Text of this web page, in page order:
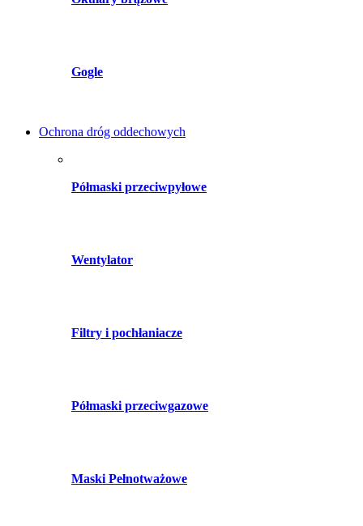
Gogle
Ochrona dróg oddechowych
Półmaski przeciwpyłowe
Wentylator
Filtry i pochłaniacze
Półmaski przeciwgazowe
Maski Pełnotważowe